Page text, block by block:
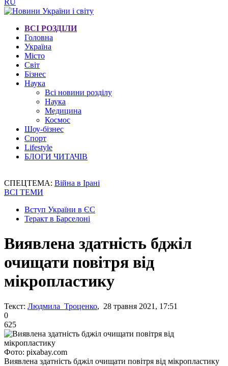
RU
ВСІ РОЗДІЛИ
Головна
Україна
Місто
Світ
Бізнес
Наука
Всі новини розділу
Наука
Медицина
Космос
Шоу-бізнес
Спорт
Lifestyle
БЛОГИ ЧИТАЧІВ
СПЕЦТЕМА: Війна в Ірані
ВСІ ТЕМИ
Вступ України в ЄС
Теракт в Барселоні
Виявлена здатність бджіл
очищати повітря від
мікропластику
Текст: Людмила Троценко, 28 травня 2021, 17:51
0
625
Фото: pixabay.com
Виявлена здатність бджіл очищати повітря від мікропластику